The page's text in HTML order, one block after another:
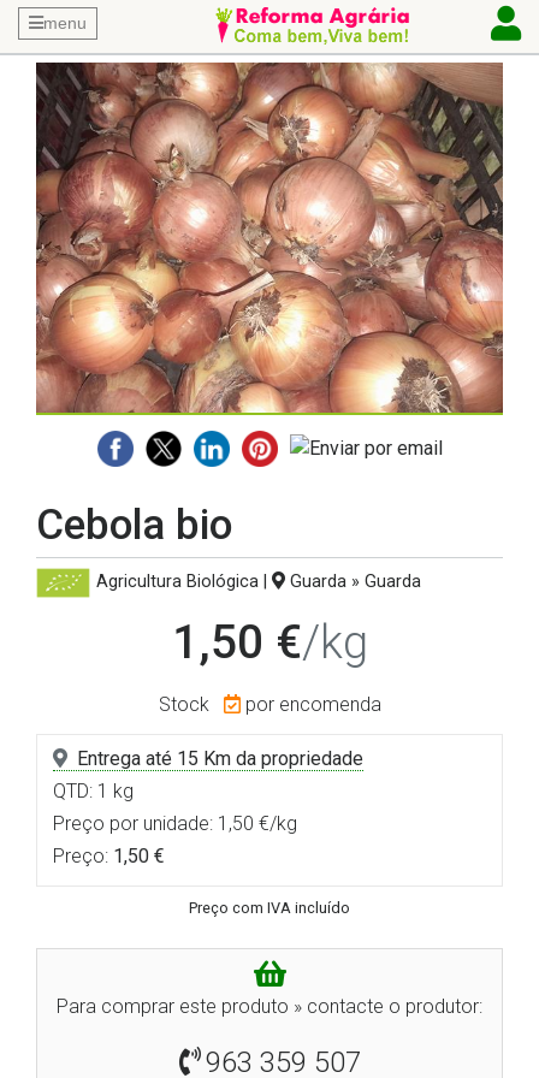
menu
Cebola bio
Agricultura Biológica| Guarda » Guarda
1,50 €/kg
Stock por encomenda
Entrega até 15 Km da propriedade
QTD: 1 kg
Preço por unidade: 1,50 €/kg
Preço: 1,50 €
Preço com IVA incluído
Para comprar este produto » contacte o produtor:
963 359 507